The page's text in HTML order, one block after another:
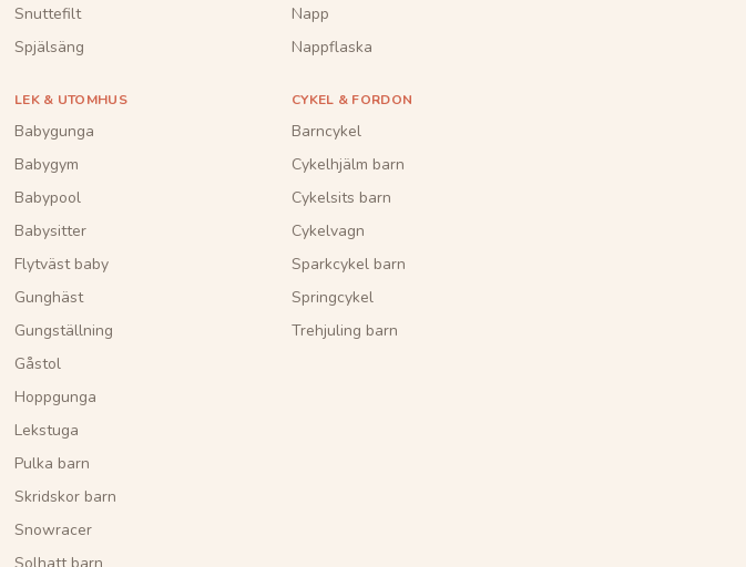
Snuttefilt
Spjälsäng
Napp
Nappflaska
LEK & UTOMHUS
Babygunga
Babygym
Babypool
Babysitter
Flytväst baby
Gunghäst
Gungställning
Gåstol
Hoppgunga
Lekstuga
Pulka barn
Skridskor barn
Snowracer
CYKEL & FORDON
Barncykel
Cykelhjälm barn
Cykelsits barn
Cykelvagn
Sparkcykel barn
Springcykel
Trehjuling barn